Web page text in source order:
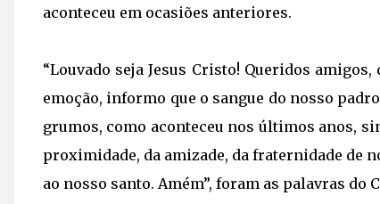
aconteceu em ocasiões anteriores.
“Louvado seja Jesus Cristo! Queridos
emoção, informo que o sangue do nosso
grumos, como aconteceu nos últimos anos,
proximidade, da amizade, da fraternidade de
ao nosso santo. Amém”, foram as palavras do